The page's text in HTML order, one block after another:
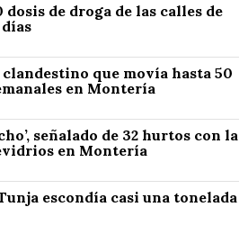
de droga de las calles de
que movía hasta 50
en Montería
señalado de 32 hurtos con la
en Montería
escondía casi una tonelada